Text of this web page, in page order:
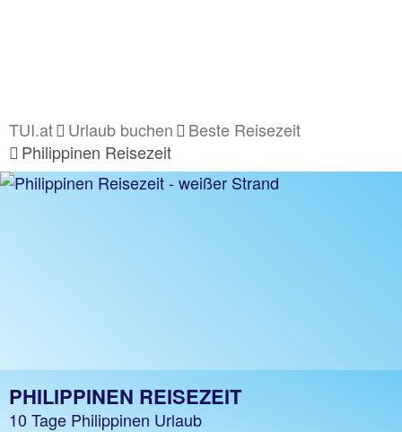
TUI.at Urlaub buchen
Beste Reisezeit
Philippinen Reisezeit
PHILIPPINEN REISEZEIT
10 Tage Philippinen Urlaub